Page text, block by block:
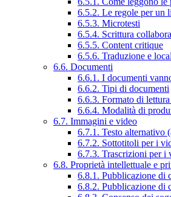
6.5.2. Le regole per un
6.5.3. Microtesti
6.5.4. Scrittura
6.5.5. Content critique
6.5.6. Traduzione e
6.6. Documenti
6.6.1. I documenti
6.6.2. Tipi di documenti
6.6.3. Formato di
6.6.4. Modalità di
6.7. Immagini e video
6.7.1. Testo alternativo
6.7.2. Sottotitoli per i
6.7.3. Trascrizioni per i
6.8. Proprietà intellettuale e
6.8.1. Pubblicazione di
6.8.2. Pubblicazione di